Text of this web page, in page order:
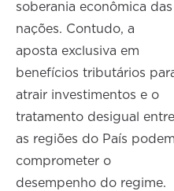
soberania econômica das
nações. Contudo, a
aposta exclusiva em
benefícios tributários
atrair investimentos e o
tratamento desigual entre
as regiões do País podem
comprometer o
desempenho do regime.